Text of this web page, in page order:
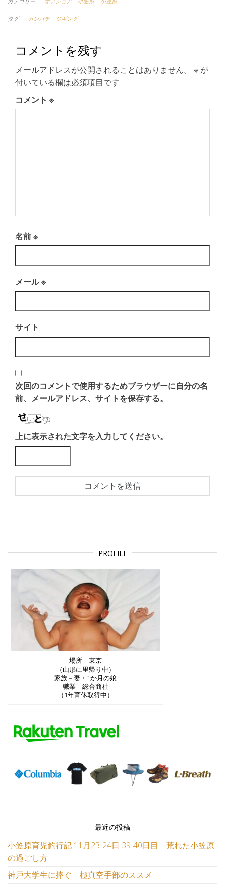
タグ カンパチ ジギング
コメントを残す
メールアドレスが公開されることはありません。 ※ が
付いている欄は必須項目です
コメント ※
名前※
メール※
サイト
次回のコメントで使用するためブラウザーに自分の名
前、メールアドレス、サイトを保存する。
上に表示された文字を入力してください。
PROFILE
場所 – 東京
（山形に里帰り中）
家族 – 妻・1か月の娘
職業 – 総合商社
（1年育休取得中）
最近の投稿
小笠原育児釣行記 11月23-24日 39-40日目 荒れた小笠原
の過ごし方
神戸大学生に捧ぐ 極真空手部のススメ